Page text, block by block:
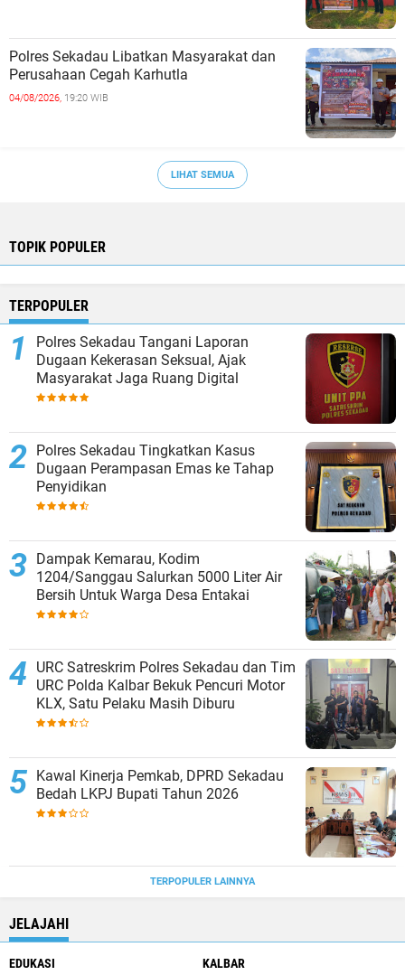
Polres Sekadau Libatkan Masyarakat dan
Perusahaan Cegah Karhutla
04/08/2026, 19:20 WIB
LIHAT SEMUA
TOPIK POPULER
TERPOPULER
Polres Sekadau Tangani Laporan
Dugaan Kekerasan Seksual, Ajak
Masyarakat Jaga Ruang Digital
Polres Sekadau Tingkatkan Kasus
Dugaan Perampasan Emas ke Tahap
Penyidikan
Dampak Kemarau, Kodim
1204/Sanggau Salurkan 5000 Liter Air
Bersih Untuk Warga Desa Entakai
URC Satreskrim Polres Sekadau dan Tim
URC Polda Kalbar Bekuk Pencuri Motor
KLX, Satu Pelaku Masih Diburu
Kawal Kinerja Pemkab, DPRD Sekadau
Bedah LKPJ Bupati Tahun 2026
TERPOPULER LAINNYA
JELAJAHI
EDUKASI KALBAR